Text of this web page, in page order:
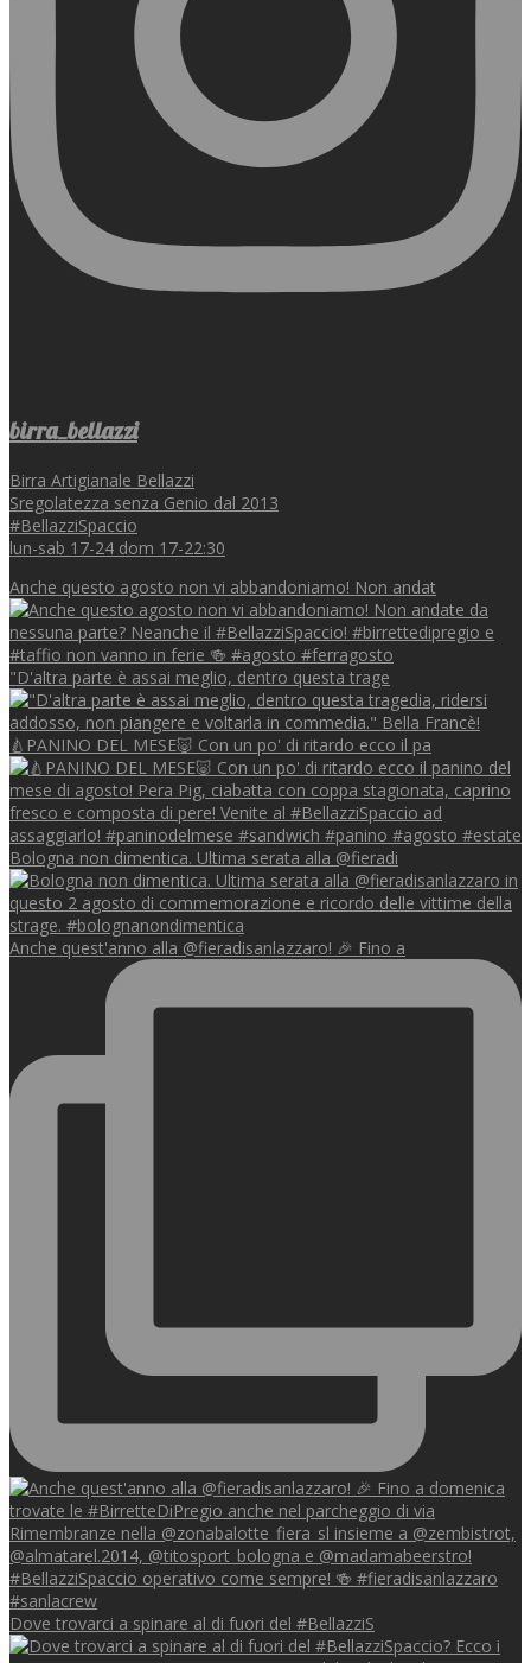
birra_bellazzi
Birra Artigianale Bellazzi
Sregolatezza senza Genio dal 2013
#BellazziSpaccio
lun-sab 17-24 dom 17-22:30
Anche questo agosto non vi abbandoniamo! Non andat
"D'altra parte è assai meglio, dentro questa trage
🍐PANINO DEL MESE🐷 Con un po' di ritardo ecco il pa
Bologna non dimentica. Ultima serata alla @fieradi
Anche quest'anno alla @fieradisanlazzaro! 🎉 Fino a
Dove trovarci a spinare al di fuori del #BellazziS